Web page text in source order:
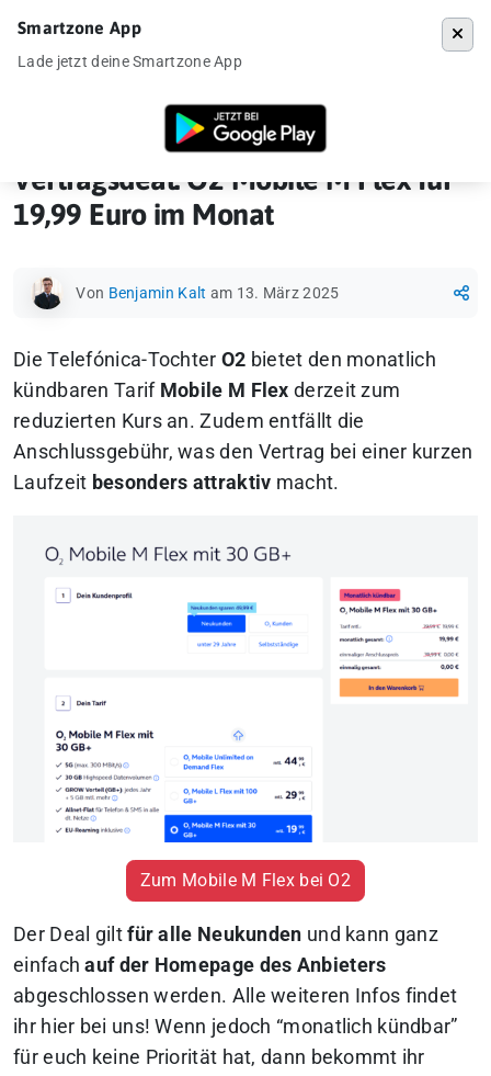
Vertragsdeal Vertragsdeal: O2 Mobile M Flex für 19,99
Vertragsdeal: O2 Mobile M Flex für
19,99 Euro im Monat
Von Benjamin Kalt am 13. März 2025
Die Telefónica-Tochter O2 bietet den monatlich
kündbaren Tarif Mobile M Flex derzeit zum
reduzierten Kurs an. Zudem entfällt die
Anschlussgebühr, was den Vertrag bei einer kurzen
Laufzeit besonders attraktiv macht.
Zum Mobile M Flex bei O2
Der Deal giltfür alle Neukunden und kann ganz
einfachauf der Homepage des Anbieters
abgeschlossen werden. Alle weiteren Infos findet
ihr hier bei uns! Wenn jedoch “monatlich kündbar”
für euch keine Priorität hat, dann bekommt ihr
Smartzone App
Lade jetzt deine Smartzone App